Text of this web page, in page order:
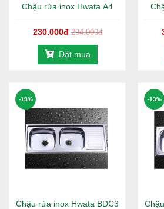
Chi nhánh 2 : F. Phú Lợi, Thủ Dầu
Kho Đồng Nai 2
66 Nguyễn Ái Quốc,
TP.HCM
Kho Quận 8:
Phạm Hùng,
Hotline: 1800 646486 ( )-
Chậu rửa inox Hwata A4
230.000đ 294.000đ
Đặt mua
Chậu rửa inox Hwata BDC3
-19% -13%